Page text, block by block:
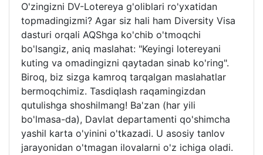
O'zingizni DV-Lotereya g'oliblari ro'yxatidan
topmadingizmi? Agar siz hali ham Diversity Visa
dasturi orqali AQShga ko'chib o'tmoqchi
bo'lsangiz, aniq maslahat: "Keyingi lotereyani
kuting va omadingizni qaytadan sinab ko'ring".
Biroq, biz sizga kamroq tarqalgan maslahatlar
bermoqchimiz. Tasdiqlash raqamingizdan
qutulishga shoshilmang! Ba'zan (har yili
bo'lmasa-da), Davlat departamenti qo'shimcha
yashil karta o'yinini o'tkazadi. U asosiy tanlov
jarayonidan o'tmagan ilovalarni o'z ichiga oladi.